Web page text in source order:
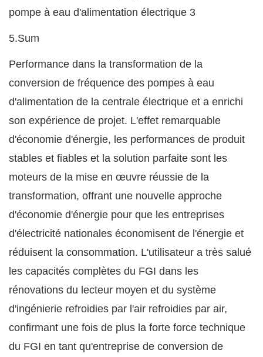
5.Sum
Performance dans la transformation de la
conversion de fréquence des pompes à eau
d'alimentation de la centrale électrique et a enrichi
son expérience de projet. L'effet remarquable
d'économie d'énergie, les performances de produit
stables et fiables et la solution parfaite sont les
moteurs de la mise en œuvre réussie de la
transformation, offrant une nouvelle approche
d'économie d'énergie pour que les entreprises
d'électricité nationales économisent de l'énergie et
réduisent la consommation. L'utilisateur a très salué
les capacités complètes du FGI dans les
rénovations du lecteur moyen et du système
d'ingénierie refroidies par l'air refroidies par air,
confirmant une fois de plus la forte force technique
du FGI en tant qu'entreprise de conversion de